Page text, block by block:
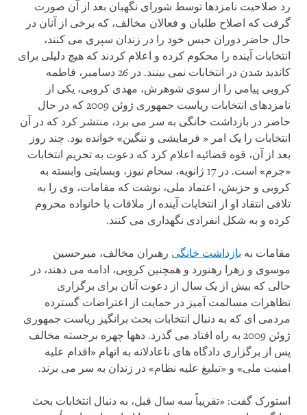
رد صلاحیت نامزدها توسط شورای نگهبان بعد از آن صورت
گرفت که اصلاح طلبان و فعالان مخالف، که برخی از آنان در
حال حاضر دوران حبس خود را در زندان سپری می کنند،
انتخابات آینده را محکوم کرده و اعلام کردند که هیچ دلیلی برای
کاندید شدن در انتخابات نمی بینند. در 26 دسامبر، فاطمه
کروبی پیامی را از سوی شوهرش، مهدی کروبی، یکی از
نامزدهای انتخابات ریاست جمهوری ژوئن 2009 که در حال
حاضر در بازداشت خانگی به سر می برد، منتشر کرد که در آن
انتخابات را یک امر « فرمایشی و ننگین» خوانده بود. چند روز
بعد از آن، قوه قضائیه اعلام کرد که دعوت به تحریم انتخابات
«جرم» است. در 17 ژانویه، سحام نیوز، وبسایتی وابسته به
کروبی و حزبش، اعتماد ملی، نوشت که مقامات، وی را به
تلافی انتقاد او از انتخابات آینده از ملاقات با خانواده محروم
کرده و به شکل انفرادی نگهداری می کنند.
مقامات به بازداشت خانگی رهبران مخالف، میرحسین
موسوی و زهرا رهنورد و همچنین کروبی، ادامه می دهند، در
حالی که بیش از یک سال از دعوت آنان برای برگزاری
تظاهرات مسالمت آمیز در حمایت از اعتراضات گسترده
مردمی ای که به دنبال انتخابات بحث برانگیز ریاست جمهوری
ژوئن 2009 به راه افتاد می گذرد. ده‏ها چهره برجسته مخالف
پس از برگزاری دادگاه های ناعادلانه به اتهام «اقدام علیه
امنیت ملی» و «تبلیغ علیه نظام» در زندان به سر می برند.
استورک گفت: «تقریباً سه سال قبل، به دنبال انتخابات بحث